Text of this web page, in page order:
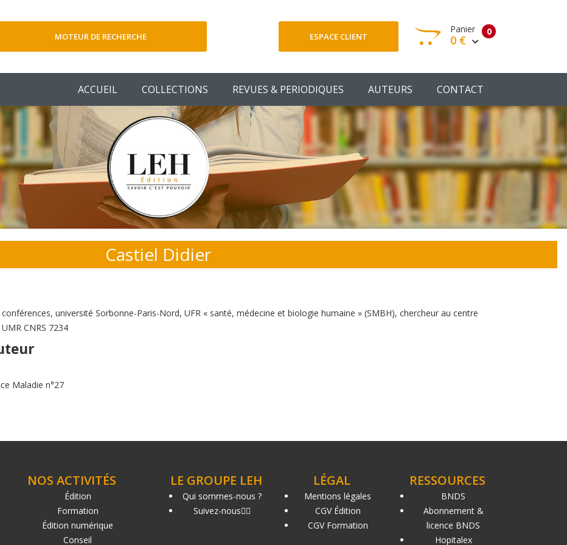
MOTEUR DE RECHERCHE ESPACE CLIENT 0
Panier
0 €
Votre panier est vide
Votre Panier
ACCUEIL COLLECTIONS REVUES & PERIODIQUES AUTEURS CONTACT
Castiel Didier
université Sorbonne-Paris-Nord, UFR « santé, médecine et biologie humaine » (SMBH), chercheur au centre
CNRS 7234
Maladie n°27
NOS ACTIVITÉS
Édition
Formation
Édition numérique
Conseil
LE GROUPE LEH
Qui sommes-nous ?
Suivez-nous
LÉGAL
Mentions légales
CGV Édition
CGV Formation
RESSOURCES
BNDS
Abonnement &
licence BNDS
Hopitalex